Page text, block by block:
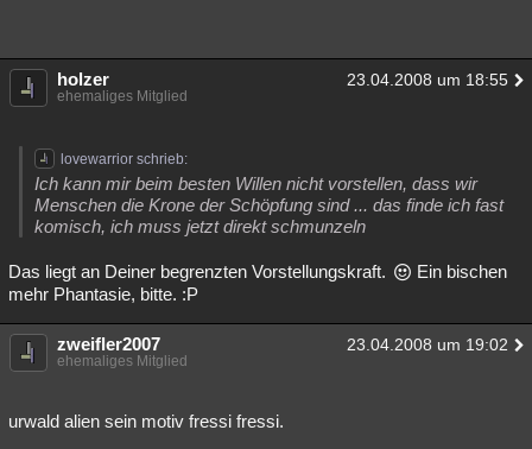
holzer 23.04.2008 um 18:55
ehemaliges Mitglied
lovewarrior schrieb:
Ich kann mir beim besten Willen nicht vorstellen, dass wir
Menschen die Krone der Schöpfung sind ... das finde ich fast
komisch, ich muss jetzt direkt schmunzeln
Das liegt an Deiner begrenzten Vorstellungskraft.
Ein bischen
mehr Phantasie, bitte. :P
zweifler2007 23.04.2008 um 19:02
ehemaliges Mitglied
urwald alien sein motiv fressi fressi.